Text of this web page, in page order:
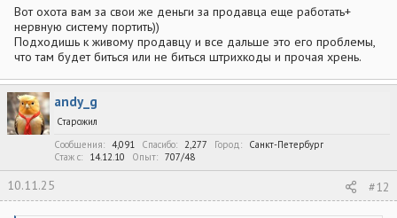
Вот охота вам за свои же деньги за продавца еще работать+
нервную систему портить))
Подходишь к живому продавцу и все дальше это его проблемы,
что там будет биться или не биться штрихкоды и прочая хрень.
andy_g
Старожил
Сообщения
4,091 Спасибо 2,277 Город
Санкт-Петербург
Стаж c
14.12.10 Опыт 707/48
10.11.25 #12